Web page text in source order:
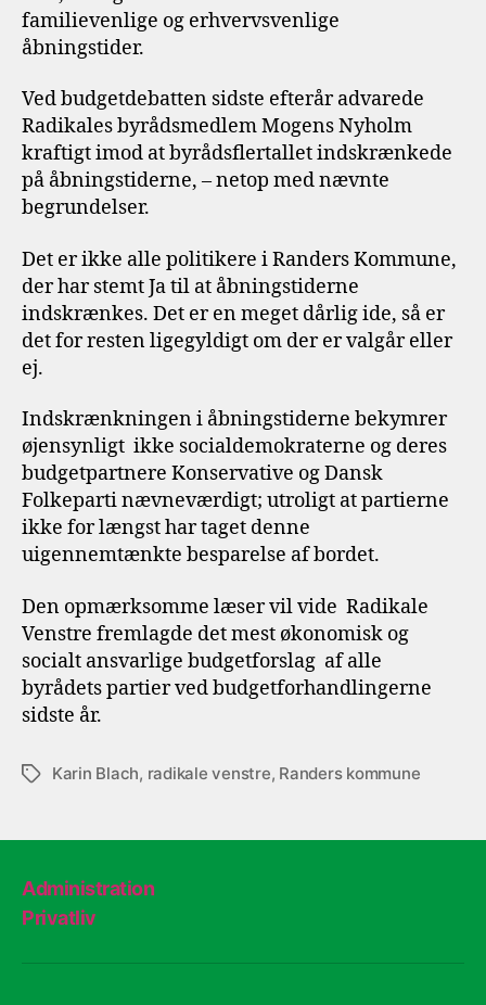
familievenlige og erhvervsvenlige
åbningstider.
Ved budgetdebatten sidste efterår advarede
Radikales byrådsmedlem Mogens Nyholm
kraftigt imod at byrådsflertallet indskrænkede
på åbningstiderne, – netop med nævnte
begrundelser.
Det er ikke alle politikere i Randers Kommune,
der har stemt Ja til at åbningstiderne
indskrænkes. Det er en meget dårlig ide, så er
det for resten ligegyldigt om der er valgår eller
ej.
Indskrænkningen i åbningstiderne bekymrer
øjensynligt ikke socialdemokraterne og deres
budgetpartnere Konservative og Dansk
Folkeparti nævneværdigt; utroligt at partierne
ikke for længst har taget denne
uigennemtænkte besparelse af bordet.
Den opmærksomme læser vil vide Radikale
Venstre fremlagde det mest økonomisk og
socialt ansvarlige budgetforslag af alle
byrådets partier ved budgetforhandlingerne
sidste år.
TagsKarin Blach, radikale venstre, Randers kommune
Administration
Privatliv